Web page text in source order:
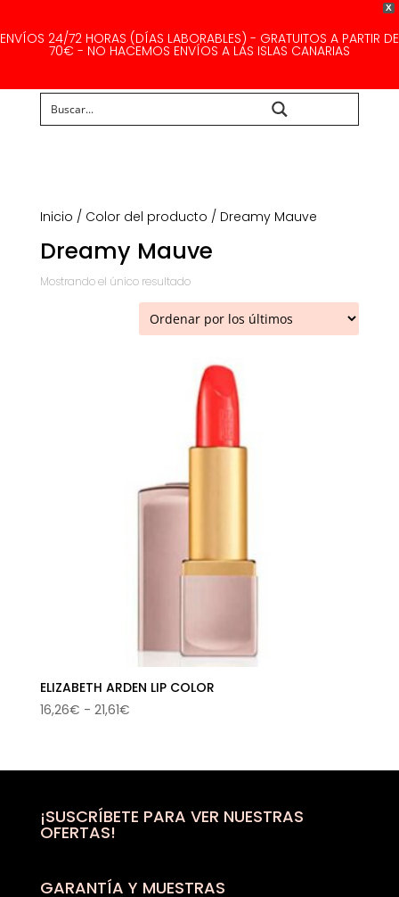
X
ENVÍOS 24/72 HORAS (DÍAS LABORABLES) - GRATUITOS A PARTIR DE
70€ - NO HACEMOS ENVÍOS A LAS ISLAS CANARIAS
Inicio / Color del producto / Dreamy Mauve
Dreamy Mauve
Mostrando el único resultado
ELIZABETH ARDEN LIP COLOR
16,26€ - 21,61€Rango
desde
hasta
¡SUSCRÍBETE PARA VER NUESTRAS
OFERTAS!
GARANTÍA Y MUESTRAS